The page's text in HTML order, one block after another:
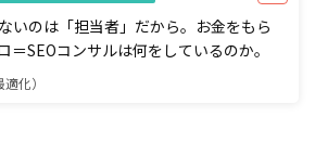
いのは「担当者」だから。お金をもら
＝SEOコンサルは何をしているのか。
化）